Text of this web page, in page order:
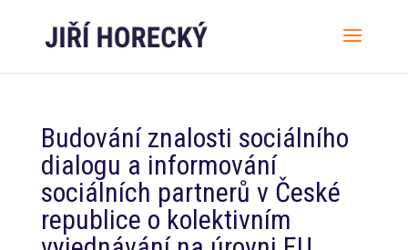
Budování znalosti sociálního
dialogu a informování
sociálních partnerů v České
republice o kolektivním